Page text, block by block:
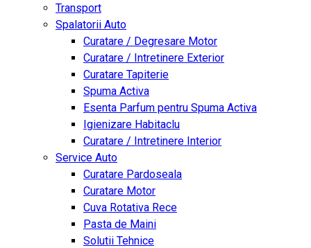
Transport
Spalatorii Auto
Curatare / Degresare Motor
Curatare / Intretinere Exterior
Curatare Tapiterie
Spuma Activa
Esenta Parfum pentru Spuma Activa
Igienizare Habitaclu
Curatare / Intretinere Interior
Service Auto
Curatare Pardoseala
Curatare Motor
Cuva Rotativa Rece
Pasta de Maini
Solutii Tehnice